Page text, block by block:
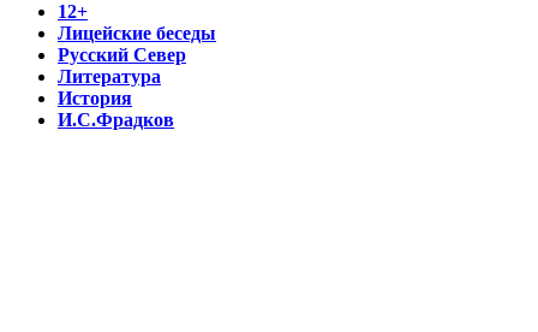
12+
Лицейские беседы
Русский Север
Литература
История
И.С.Фрадков